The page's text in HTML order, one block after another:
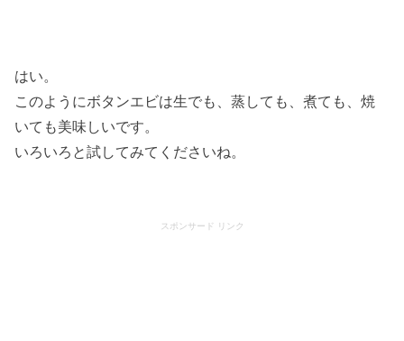
はい。
このようにボタンエビは生でも、蒸しても、煮ても、焼
いても美味しいです。
いろいろと試してみてくださいね。
スポンサード リンク